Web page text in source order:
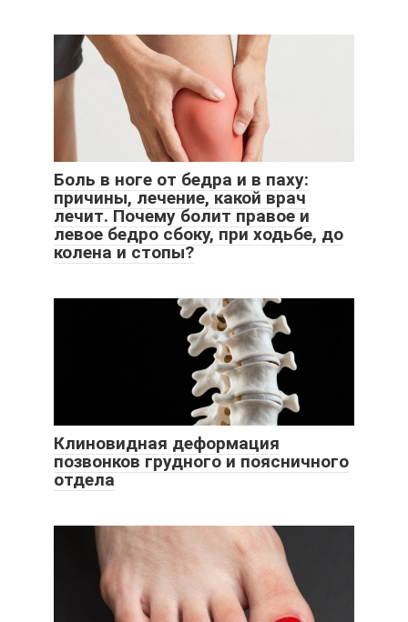
Боль в ноге от бедра и в паху:
причины, лечение, какой врач
лечит. Почему болит правое и
левое бедро сбоку, при ходьбе, до
колена и стопы?
Клиновидная деформация
позвонков грудного и поясничного
отдела